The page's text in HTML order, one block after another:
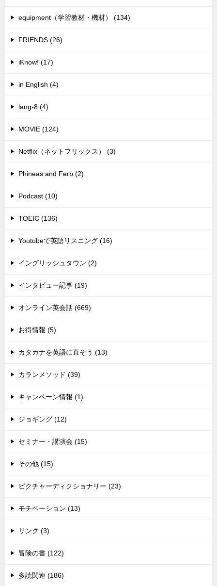
equipment（学習教材・機材） (134)
FRIENDS (26)
iKnow! (17)
in English (4)
lang-8 (4)
MOVIE (124)
Netflix（ネットフリックス） (3)
Phineas and Ferb (2)
Podcast (10)
TOEIC (136)
Youtubeで英語リスニング (16)
イングリッシュタウン (2)
インタビュー記事 (19)
オンライン英会話 (669)
お得情報 (5)
カタカナを英語に直そう (13)
カランメソッド (39)
キャンペーン情報 (1)
ジョギング (12)
セミナー・講演会 (15)
その他 (15)
ピクチャーディクショナリー (23)
モチベーション (13)
リンク (3)
冒険の書 (122)
多読関連 (186)